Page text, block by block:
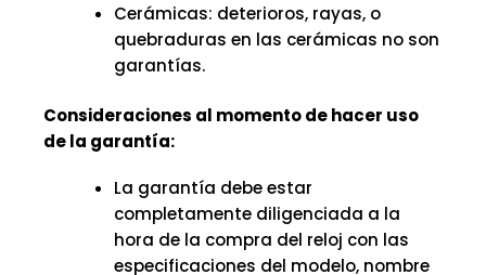
Cerámicas: deterioros, rayas, o
quebraduras en las cerámicas no son
garantías.
Consideraciones al momento de hacer uso
de la garantía:
La garantía debe estar
completamente diligenciada a la
hora de la compra del reloj con las
especificaciones del modelo, nombre